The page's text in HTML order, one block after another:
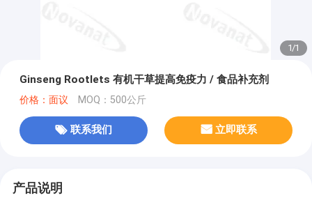
1/1
Ginseng Rootlets 有机干草提高免疫力 / 食品补充剂
价格：面议 MOQ：500公斤
联系我们 立即联系
产品说明